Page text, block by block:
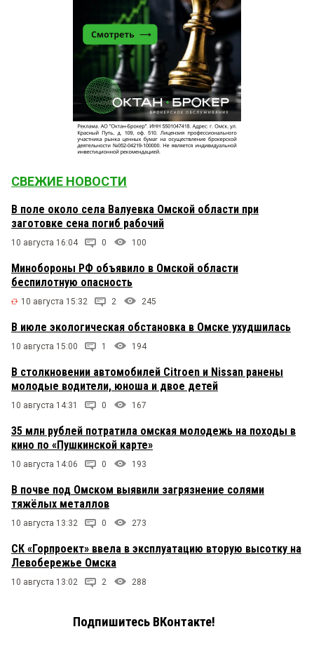
СВЕЖИЕ НОВОСТИ
В поле около села Валуевка Омской области при
заготовке сена погиб рабочий
10 августа 16:04 0 100
Минобороны РФ объявило в Омской области
беспилотную опасность
10 августа 15:32 2 245
В июле экологическая обстановка в Омске ухудшилась
10 августа 15:00 1 194
В столкновении автомобилей Citroen и Nissan ранены
молодые водители, юноша и двое детей
10 августа 14:31 0 167
35 млн рублей потратила омская молодежь на походы в
кино по «Пушкинской карте»
10 августа 14:06 0 193
В почве под Омском выявили загрязнение солями
тяжёлых металлов
10 августа 13:32 0 273
СК «Горпроект» ввела в эксплуатацию вторую высотку на
Левобережье Омска
10 августа 13:02 2 288
Подпишитесь ВКонтакте!